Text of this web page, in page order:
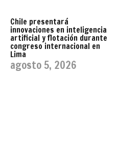
Chile presentará
innovaciones en inteligencia
artificial y flotación durante
congreso internacional en
Lima
agosto 5, 2026